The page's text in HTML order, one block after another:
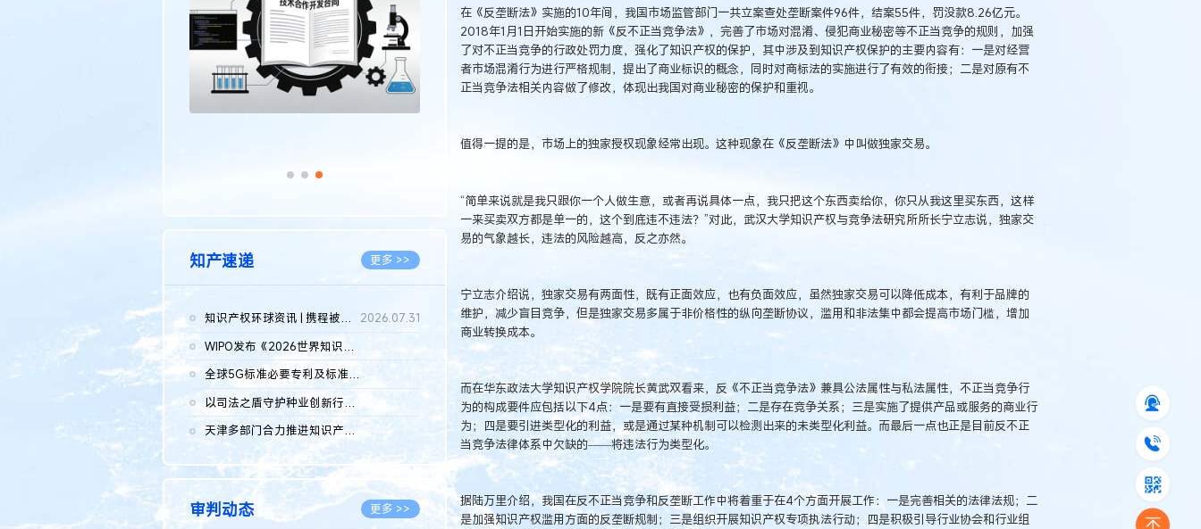
传统文化 更多 >>
知产速递 更多 >>
知识产权环球资讯 | 携程被市监总局罚51.79亿；瑞幸泰国商标案上...
2026.07.31
WIPO发布《2026世界知识产权报告》 含报告全文
全球5G标准必要专利及标准提案研究报告（2026年）全文发布
以司法之盾守护种业创新行稳致远
2026.08.05
天津多部门合力推进知识产权保护工作
2026.08.05
审判动态 更多 >>
在《反垄断法》实施的10年间，我国市场监管部门一共立案查处垄断案件96件，结案55件，罚没款8.26亿元。
2018年1月1日开始实施的新《反不正当竞争法》，完善了市场对混淆、侵犯商业秘密等不正当竞争的规则，加强
了对不正当竞争的行政处罚力度，强化了知识产权的保护，其中涉及到知识产权保护的主要内容有：一是对经营
者市场混淆行为进行严格规制，提出了商业标识的概念，同时对商标法的实施进行了有效的衔接；二是对原有不
正当竞争法相关内容做了修改，体现出我国对商业秘密的保护和重视。
值得一提的是，市场上的独家授权现象经常出现。这种现象在《反垄断法》中叫做独家交易。
“简单来说就是我只跟你一个人做生意，或者再说具体一点，我只把这个东西卖给你，你只从我这里买东西，这样
一来买卖双方都是单一的，这个到底违不违法？”对此，武汉大学知识产权与竞争法研究所所长宁立志说，独家交
易的气象越长，违法的风险越高，反之亦然。
宁立志介绍说，独家交易有两面性，既有正面效应，也有负面效应，虽然独家交易可以降低成本，有利于品牌的
维护，减少盲目竞争，但是独家交易多属于非价格性的纵向垄断协议，滥用和非法集中都会提高市场门槛，增加
商业转换成本。
而在华东政法大学知识产权学院院长黄武双看来，反《不正当竞争法》兼具公法属性与私法属性，不正当竞争行
为的构成要件应包括以下4点：一是要有直接受损利益；二是存在竞争关系；三是实施了提供产品或服务的商业行
为；四是要引进类型化的利益，或是通过某种机制可以检测出来的未类型化利益。而最后一点也正是目前反不正
当竞争法律体系中欠缺的——将违法行为类型化。
据陆万里介绍，我国在反不正当竞争和反垄断工作中将着重于在4个方面开展工作：一是完善相关的法律法规；二
是加强知识产权滥用方面的反垄断规制；三是组织开展知识产权专项执法行动；四是积极引导行业协会和行业组